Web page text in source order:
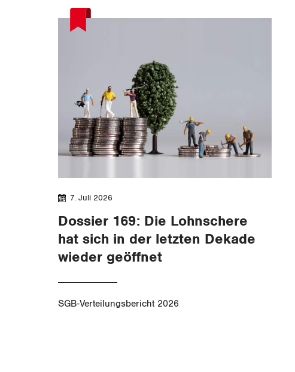
Dossier 169: Die Lohnschere
hat sich in der letzten Dekade
wieder geöffnet
7. Juli 2026
SGB-Verteilungsbericht 2026